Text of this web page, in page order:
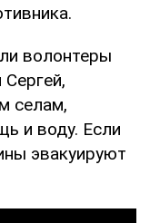
волонтеры
селам,
и воду. Если
эвакуируют